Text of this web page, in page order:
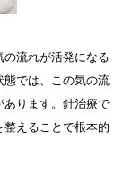
流れが活発になる
態では、この気の流
あります。針治療で
えることで根本的